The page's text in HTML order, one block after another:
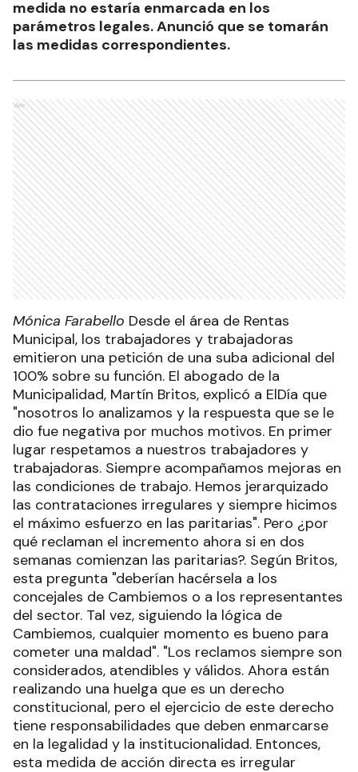
medida no estaría enmarcada en los
parámetros legales. Anunció que se tomarán
las medidas correspondientes.
Ads
Mónica Farabello Desde el área de Rentas
Municipal, los trabajadores y trabajadoras
emitieron una petición de una suba adicional del
100% sobre su función. El abogado de la
Municipalidad, Martín Britos, explicó a ElDía que
"nosotros lo analizamos y la respuesta que se le
dio fue negativa por muchos motivos. En primer
lugar respetamos a nuestros trabajadores y
trabajadoras. Siempre acompañamos mejoras en
las condiciones de trabajo. Hemos jerarquizado
las contrataciones irregulares y siempre hicimos
el máximo esfuerzo en las paritarias". Pero ¿por
qué reclaman el incremento ahora si en dos
semanas comienzan las paritarias?. Según Britos,
esta pregunta "deberían hacérsela a los
concejales de Cambiemos o a los representantes
del sector. Tal vez, siguiendo la lógica de
Cambiemos, cualquier momento es bueno para
cometer una maldad". "Los reclamos siempre son
considerados, atendibles y válidos. Ahora están
realizando una huelga que es un derecho
constitucional, pero el ejercicio de este derecho
tiene responsabilidades que deben enmarcarse
en la legalidad y la institucionalidad. Entonces,
esta medida de acción directa es irregular